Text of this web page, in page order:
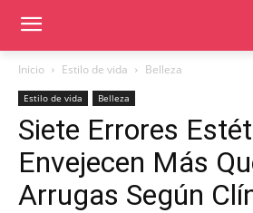
Inicio Estilo de vida Belleza
Estilo de vida Belleza
Siete Errores
Envejecen Más
Arrugas Según